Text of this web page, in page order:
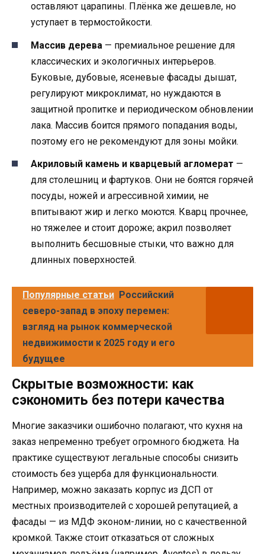
оставляют царапины. Плёнка же дешевле, но
уступает в термостойкости.
Массив дерева — премиальное решение для
классических и экологичных интерьеров.
Буковые, дубовые, ясеневые фасады дышат,
регулируют микроклимат, но нуждаются в
защитной пропитке и периодическом обновлении
лака. Массив боится прямого попадания воды,
поэтому его не рекомендуют для зоны мойки.
Акриловый камень и кварцевый агломерат —
для столешниц и фартуков. Они не боятся горячей
посуды, ножей и агрессивной химии, не
впитывают жир и легко моются. Кварц прочнее,
но тяжелее и стоит дороже; акрил позволяет
выполнить бесшовные стыки, что важно для
длинных поверхностей.
Популярные статьи Российский
северо-запад в эпоху перемен:
взгляд на рынок коммерческой
недвижимости к 2025 году и его
будущее
Скрытые возможности: как
сэкономить без потери качества
Многие заказчики ошибочно полагают, что кухня на
заказ непременно требует огромного бюджета. На
практике существуют легальные способы снизить
стоимость без ущерба для функциональности.
Например, можно заказать корпус из ДСП от
местных производителей с хорошей репутацией, а
фасады — из МДФ эконом-линии, но с качественной
кромкой. Также стоит отказаться от сложных